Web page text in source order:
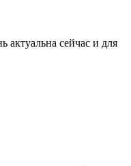
актуальна сейчас и для